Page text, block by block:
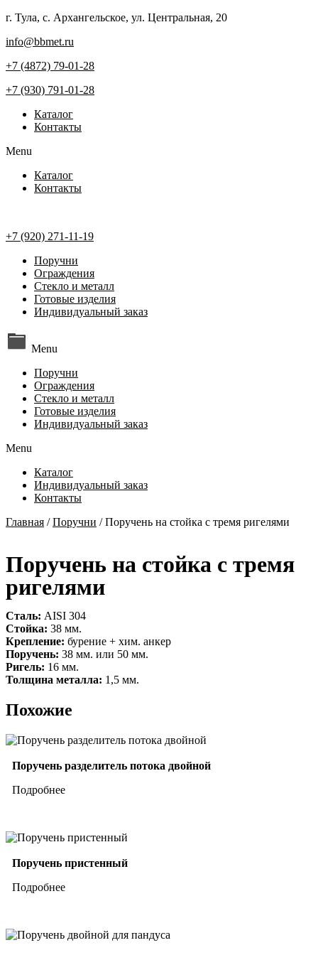
Перейти
содержимому
г. Тула, с. Архангельское, ул. Центральная, 20
info@bbmet.ru
+7 (4872) 79-01-28
+7 (930) 791-01-28
Каталог
Контакты
Menu
Каталог
Контакты
+7 (920) 271-11-19
Поручни
Ограждения
Стекло и металл
Готовые изделия
Индивидуальный заказ
Menu
Поручни
Ограждения
Стекло и металл
Готовые изделия
Индивидуальный заказ
Menu
Каталог
Индивидуальный заказ
Контакты
Главная /Поручни / Поручень на стойка с тремя ригелями
Поручень на стойка с тремя
ригелями
Сталь: AISI 304
Стойка: 38 мм.
Крепление: бурение + хим. анкер
Поручень: 38 мм. или 50 мм.
Ригель: 16 мм.
Толщина металла: 1,5 мм.
Похожие
Поручень разделитель потока двойной
Подробнее
Поручень пристенный
Подробнее